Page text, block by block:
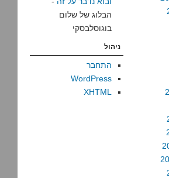
הבלוג של שלום
בוגוסלבסקי
ניהול
התחבר
WordPress
XHTML